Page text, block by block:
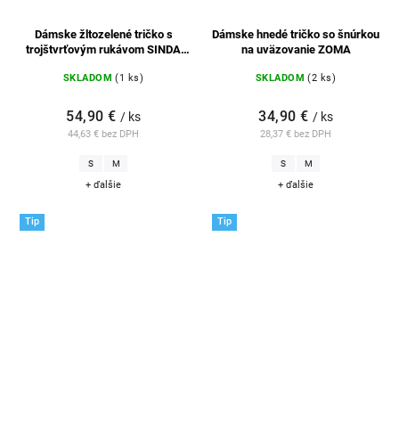
Dámske žltozelené tričko s
trojštvrťovým rukávom SINDA
SKLADOM (1 ks)
44,63 € bez DPH
54,90 € / ks
S M
+ ďalšie
Dámske hnedé tričko so šnúrkou
na uväzovanie ZOMA
SKLADOM (2 ks)
28,37 € bez DPH
34,90 € / ks
S M
+ ďalšie
Tip Tip